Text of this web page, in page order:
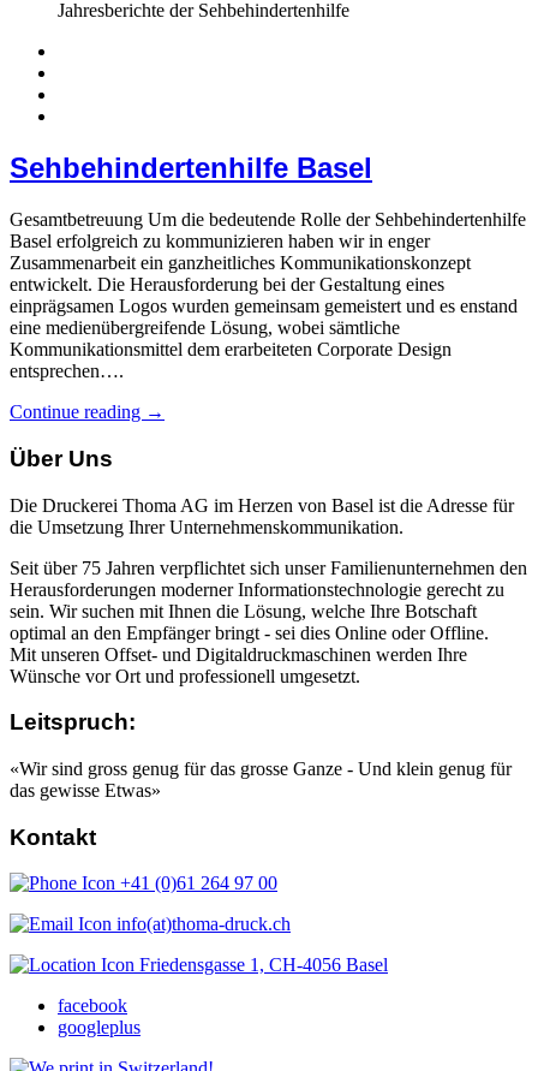
Jahresberichte der Sehbehindertenhilfe
Sehbehindertenhilfe Basel
Gesamtbetreuung Um die bedeutende Rolle der Sehbehindertenhilfe
Basel erfolgreich zu kommunizieren haben wir in enger
Zusammenarbeit ein ganzheitliches Kommunikationskonzept
entwickelt. Die Herausforderung bei der Gestaltung eines
einprägsamen Logos wurden gemeinsam gemeistert und es enstand
eine medienübergreifende Lösung, wobei sämtliche
Kommunikationsmittel dem erarbeiteten Corporate Design
entsprechen….
Continue reading →
Über Uns
Die Druckerei Thoma AG im Herzen von Basel ist die Adresse für
die Umsetzung Ihrer Unternehmenskommunikation.
Seit über 75 Jahren verpflichtet sich unser Familienunternehmen den
Herausforderungen moderner Informationstechnologie gerecht zu
sein. Wir suchen mit Ihnen die Lösung, welche Ihre Botschaft
optimal an den Empfänger bringt - sei dies Online oder Offline.
Mit unseren Offset- und Digitaldruckmaschinen werden Ihre
Wünsche vor Ort und professionell umgesetzt.
Leitspruch:
«Wir sind gross genug für das grosse Ganze - Und klein genug für
das gewisse Etwas»
Kontakt
+41 (0)61 264 97 00
info(at)thoma-druck.ch
Friedensgasse 1, CH-4056 Basel
facebook
googleplus